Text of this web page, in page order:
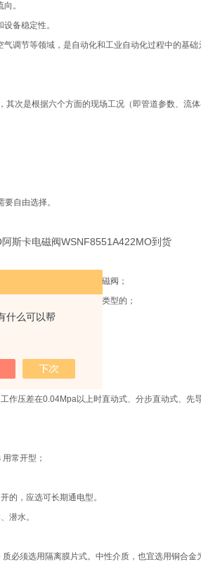
什么可以帮
。
备稳定性。
调节等领域，是自动化和工业自动化过程中的基础
次是根据六个方面的现场工况（即管道参数、流
自由选择。
选用食品级不锈钢材质电磁阀；
，而且要选择活塞式结构类型的；
一定要区分开来；
粘度电磁阀。
公称压力来定；
压差在0.04Mpa以上时直动式、分步直动式、先
常开型；
的，应选可长期通电型。
潜水。
必须选用隔离膜片式。中性介质，也宜选用铜合